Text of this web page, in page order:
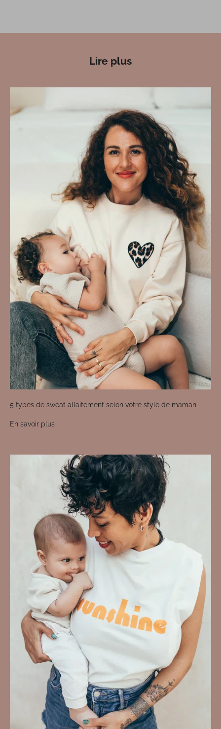
Lire plus
5 types de sweat allaitement selon votre style de maman
En savoir plus